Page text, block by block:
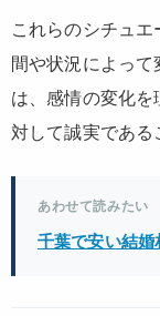
これらのシチュ
間や状況によっ
は、感情の変化を
対して誠実である
あわせて読みたい
千葉で安い結